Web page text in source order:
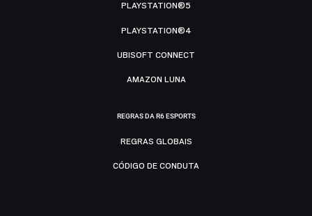
PLAYSTATION®5
PLAYSTATION®4
UBISOFT CONNECT
AMAZON LUNA
REGRAS DA R6 ESPORTS
REGRAS GLOBAIS
CÓDIGO DE CONDUTA